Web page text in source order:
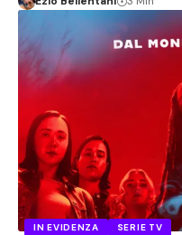
IN EVIDENZA SERIE TV